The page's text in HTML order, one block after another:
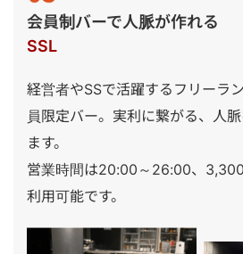
会員制バーで人脈が作れる
SSL
経営者やSSで活躍するフリーラ
員限定バー。実利に繋がる、人
ます。
営業時間は20:00～26:00、
利用可能です。